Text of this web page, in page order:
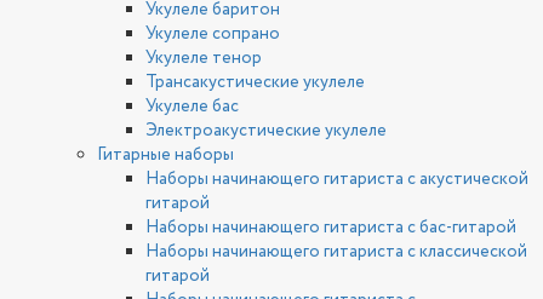
Укулеле баритон
Укулеле сопрано
Укулеле тенор
Трансакустические укулеле
Укулеле бас
Электроакустические укулеле
Гитарные наборы
Наборы начинающего гитариста с акустической
гитарой
Наборы начинающего гитариста с бас-гитарой
Наборы начинающего гитариста с классической
гитарой